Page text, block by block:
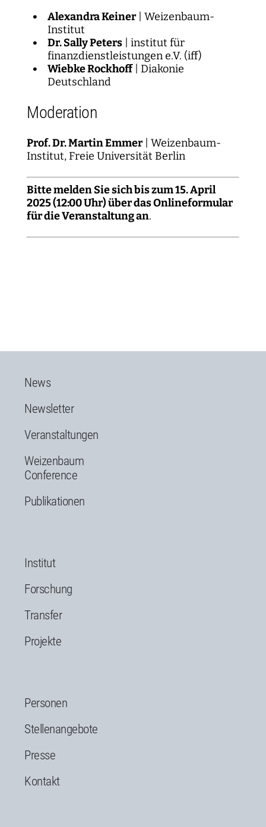
Alexandra Keiner| Weizenbaum-
Institut
Dr. Sally Peters | institut für
finanzdienstleistungen e.V. (iff)
Wiebke Rockhoff| Diakonie
Deutschland
Moderation
Prof. Dr. Martin Emmer| Weizenbaum-
Institut, Freie Universität Berlin
Bitte melden Sie sich bis zum 15. April
2025 (12:00 Uhr) über das Onlineformular
für die Veranstaltung an.
News
Newsletter
Veranstaltungen
Weizenbaum
Conference
Publikationen
Institut
Forschung
Transfer
Projekte
Personen
Stellenangebote
Presse
Kontakt